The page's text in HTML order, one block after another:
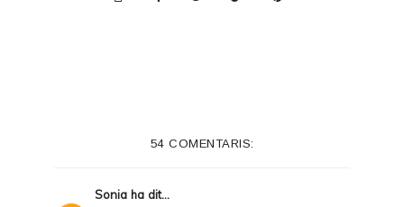
54 COMENTARIS:
Sonia ha dit...